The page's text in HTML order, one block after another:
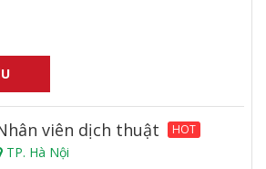
viên dịch thuật HOT
TP. Hà Nội